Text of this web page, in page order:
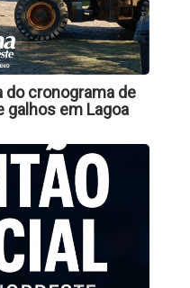
do cronograma de
galhos em Lagoa